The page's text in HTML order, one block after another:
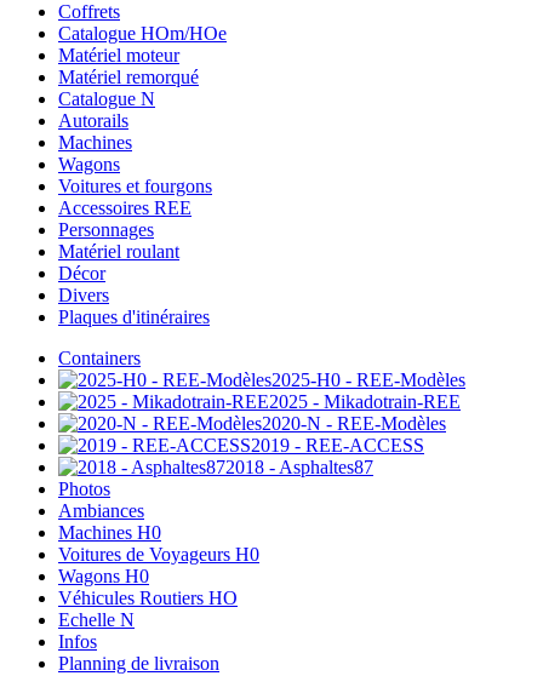
Coffrets
Catalogue HOm/HOe
Matériel moteur
Matériel remorqué
Catalogue N
Autorails
Machines
Wagons
Voitures et fourgons
Accessoires REE
Personnages
Matériel roulant
Décor
Divers
Plaques d'itinéraires
Containers
2025-H0 - REE-Modèles
2025 - Mikadotrain-REE
2020-N - REE-Modèles
2019 - REE-ACCESS
2018 - Asphaltes87
Photos
Ambiances
Machines H0
Voitures de Voyageurs H0
Wagons H0
Véhicules Routiers HO
Echelle N
Infos
Planning de livraison